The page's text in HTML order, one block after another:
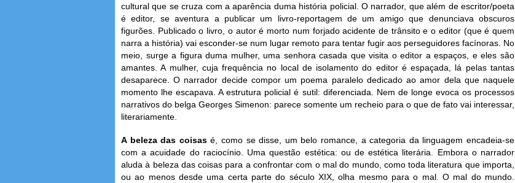
cultural que se cruza com a aparência duma história policial. O narrador, que além de escritor/poeta
é editor, se aventura a publicar um livro-reportagem de um amigo que denunciava obscuros
figurões. Publicado o livro, o autor é morto num forjado acidente de trânsito e o editor (que é quem
narra a história) vai esconder-se num lugar remoto para tentar fugir aos perseguidores facínoras. No
meio, surge a figura duma mulher, uma senhora casada que visita o editor a espaços, e eles são
amantes. A mulher, cuja frequência no local de isolamento do editor é espaçada, lá pelas tantas
desaparece. O narrador decide compor um poema paralelo dedicado ao amor dela que naquele
momento lhe escapava. A estrutura policial é sutil: diferenciada. Nem de longe evoca os processos
narrativos do belga Georges Simenon: parece somente um recheio para o que de fato vai interessar,
literariamente.
A beleza das coisasé, como se disse, um belo romance, a categoria da linguagem encadeia-se
com a acuidade do raciocínio. Uma questão estética: ou de estética literária. Embora o narrador
aluda à beleza das coisas para a confrontar com o mal do mundo, como toda literatura que importa,
ou ao menos desde uma certa parte do século XIX, olha mesmo para o mal. O mal do mundo.